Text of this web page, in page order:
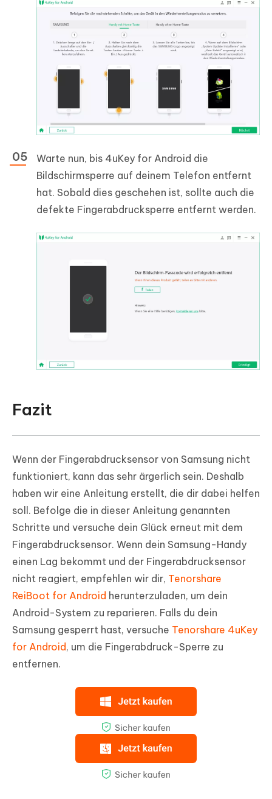
Warte nun, bis 4uKey for Android die
Bildschirmsperre auf deinem Telefon entfernt
hat. Sobald dies geschehen ist, sollte auch die
defekte Fingerabdrucksperre entfernt werden.
Fazit
Wenn der Fingerabdrucksensor von Samsung nicht
funktioniert, kann das sehr ärgerlich sein. Deshalb
haben wir eine Anleitung erstellt, die dir dabei helfen
soll. Befolge die in dieser Anleitung genannten
Schritte und versuche dein Glück erneut mit dem
Fingerabdrucksensor. Wenn dein Samsung-Handy
einen Lag bekommt und der Fingerabdrucksensor
nicht reagiert, empfehlen wir dir, Tenorshare
ReiBoot for Android herunterzuladen, um dein
Android-System zu reparieren. Falls du dein
Samsung gesperrt hast, versuche Tenorshare 4uKey
for Android, um die Fingerabdruck-Sperre zu
entfernen.